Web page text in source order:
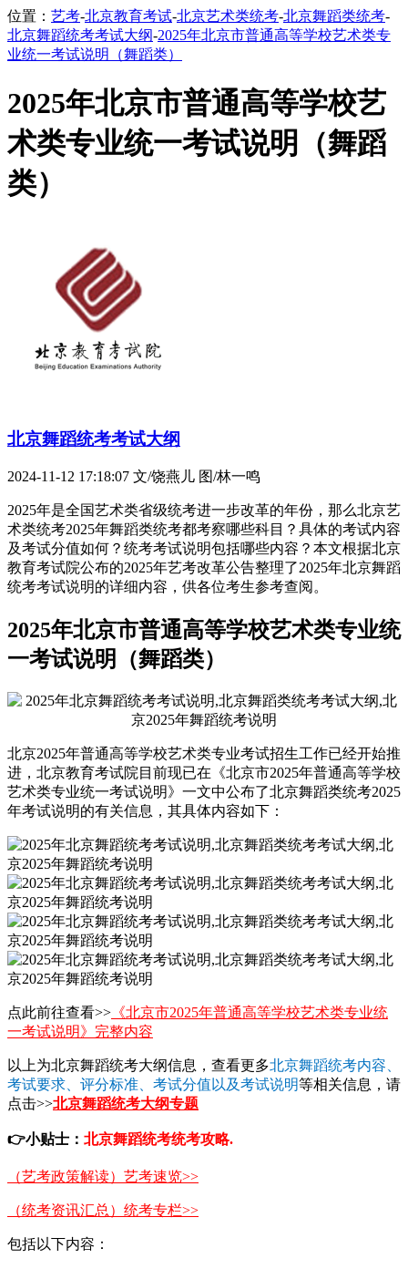
位置： 艺考-北京教育考试-北京艺术类统考-北京舞蹈类统考-
北京舞蹈统考考试大纲-2025年北京市普通高等学校艺术类专
业统一考试说明（舞蹈类）
2025年北京市普通高等学校艺
术类专业统一考试说明（舞蹈
类）
北京舞蹈统考考试大纲
2024-11-12 17:18:07 文/饶燕儿 图/林一鸣
2025年是全国艺术类省级统考进一步改革的年份，那么北京艺
术类统考2025年舞蹈类统考都考察哪些科目？具体的考试内容
及考试分值如何？统考考试说明包括哪些内容？本文根据北京
教育考试院公布的2025年艺考改革公告整理了2025年北京舞蹈
统考考试说明的详细内容，供各位考生参考查阅。
2025年北京市普通高等学校艺术类专业统
一考试说明（舞蹈类）
北京2025年普通高等学校艺术类专业考试招生工作已经开始推
进，北京教育考试院目前现已在《北京市2025年普通高等学校
艺术类专业统一考试说明》一文中公布了北京舞蹈类统考2025
年考试说明的有关信息，其具体内容如下：
点此前往查看>> 《北京市2025年普通高等学校艺术类专业统
一考试说明》完整内容
以上为北京舞蹈统考大纲信息，查看更多北京舞蹈统考内容、
考试要求、评分标准、考试分值以及考试说明等相关信息，请
点击>>北京舞蹈统考大纲专题
👉小贴士： 北京舞蹈统考统考攻略.
（艺考政策解读）艺考速览>>
（统考资讯汇总）统考专栏>>
包括以下内容：